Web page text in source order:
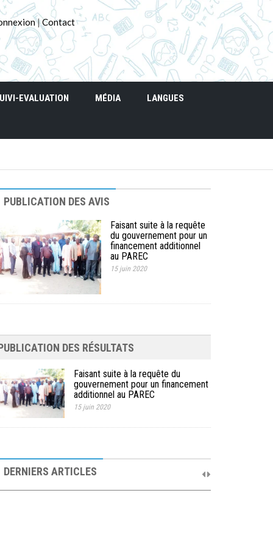
|Contact
EVALUATION MÉDIA LANGUES
PUBLICATION DES AVIS
Faisant suite à la requête
du gouvernement pour un
financement additionnel
au PAREC
15 juin 2020
DES RÉSULTATS
Faisant suite à la requête du
gouvernement pour un financement
additionnel au PAREC
15 juin 2020
DERNIERS ARTICLES
19 septembre 2025